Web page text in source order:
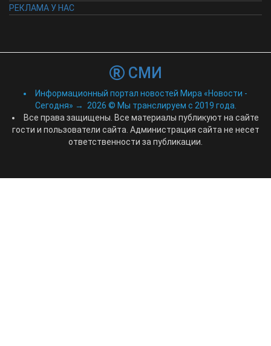
РЕКЛАМА У НАС
СМИ
Информационный портал новостей Мира «Новости -
Сегодня» → 2026 © Мы транслируем с 2019 года.
Все права защищены. Все материалы публикуют на сайте
гости и пользователи сайта. Администрация сайта не несет
ответственности за публикации.